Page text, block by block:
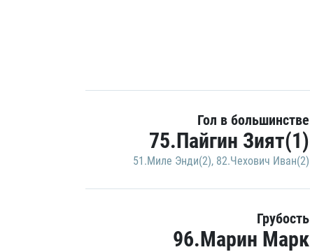
Гол в большинстве
75.Пайгин Зият(1)
51.Миле Энди(2), 82.Чехович Иван(2)
Грубость
96.Марин Марк